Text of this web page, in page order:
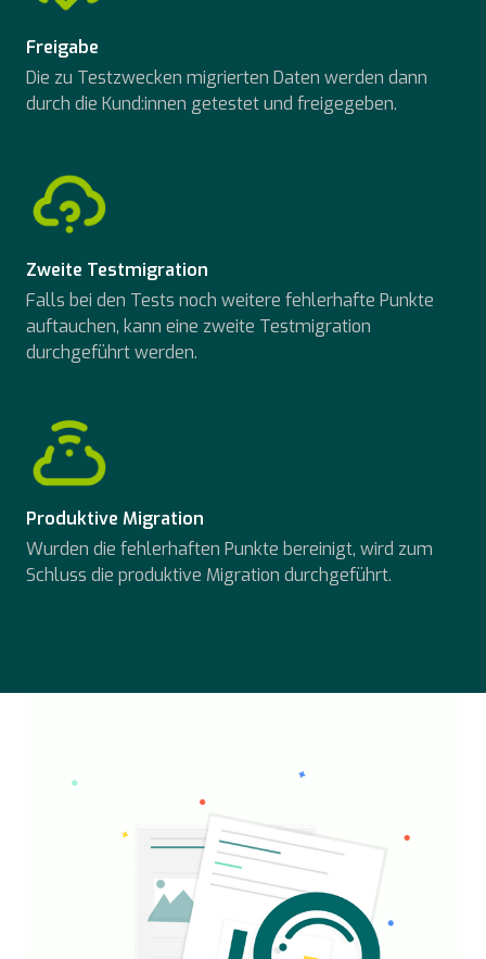
Freigabe
Die zu Testzwecken migrierten Daten werden dann
durch die Kund:innen getestet und freigegeben.
Zweite Testmigration
Falls bei den Tests noch weitere fehlerhafte Punkte
auftauchen, kann eine zweite Testmigration
durchgeführt werden.
Produktive Migration
Wurden die fehlerhaften Punkte bereinigt, wird zum
Schluss die produktive Migration durchgeführt.